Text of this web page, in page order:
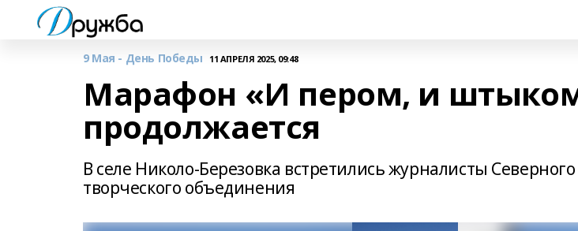
9 Мая - День Победы 11 АПРЕЛЯ 2025, 09:48
Марафон «И пером, и
продолжается
В селе Николо-Березовка встретились журналисты
творческого объединения